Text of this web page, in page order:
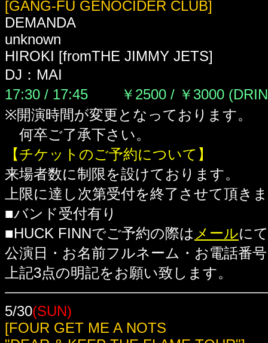
[GANG-FU GENOCIDER CLUB]
DEMANDA
unknown
HIROKI [fromTHE JIMMY JETS]
DJ：MAI
17:30 / 17:45 ￥2500 / ￥3000
※開演時間が変更となっております。
何卒ご了承下さい。
【チケットのご予約について】
来場者数に制限を設けております。
上限に達し次第受付を終了させて頂き
■バンド受付有り
■HUCK FINNでご予約の際は メールに
公演日・お名前フルネーム・お電話番号
上記3点の明記をお願い致します。
5/30(SUN)
[FOUR GET ME A NOTS